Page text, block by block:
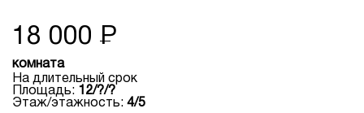
18 000 Р
комната
На длительный срок
Площадь: 12/?/?
Этаж/этажность: 4/5